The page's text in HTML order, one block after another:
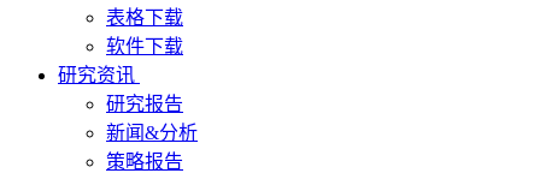
表格下载
软件下载
研究资讯
研究报告
新闻&分析
策略报告